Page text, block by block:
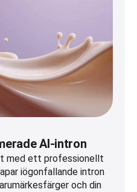
AI-intron
med ett professionellt
iögonfallande intron
och din